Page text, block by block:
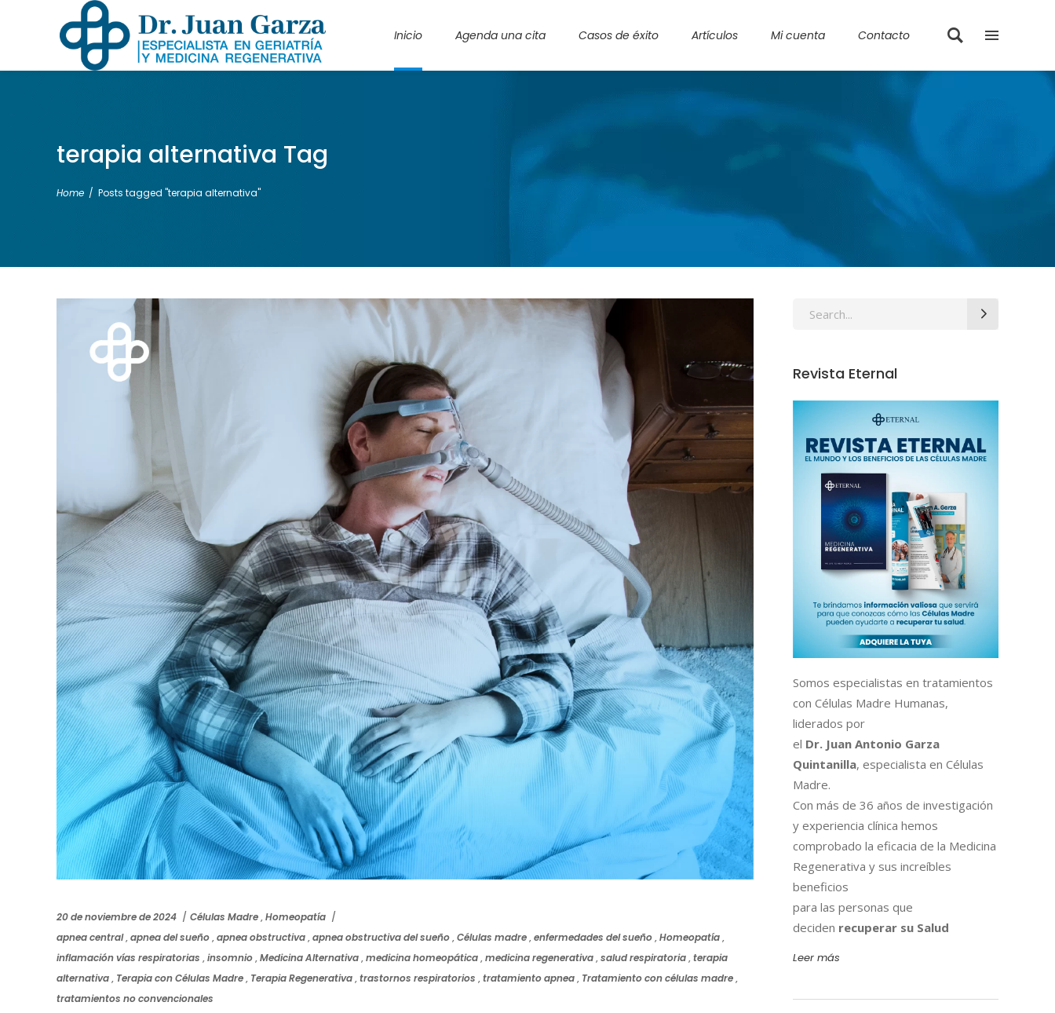
Inicio Agenda una cita Casos de éxito Artículos Mi cuenta Contacto
terapia alternativa Tag
Home / Posts tagged "terapia alternativa"
20 de noviembre de 2024 Células Madre,Homeopatía
apnea central,apnea del sueño,apnea obstructiva,apnea obstructiva del sueño,Células madre,enfermedades del sueño,Homeopatía,
inflamación vías respiratorias ,insomnio,Medicina Alternativa,medicina homeopática,medicina regenerativa,salud respiratoria,terapia
alternativa, Terapia con Células Madre, Terapia Regenerativa,trastornos respiratorios ,tratamiento apnea, Tratamiento con células madre,
tratamientos no convencionales
Revista Eternal
Somos especialistas en tratamientos
con Células Madre Humanas,
liderados por
el Dr. Juan Antonio Garza
Quintanilla, especialista en Células
Madre.
Con más de 36 años de investigación
y experiencia clínica hemos
comprobado la eficacia de la Medicina
Regenerativa y sus increíbles
beneficios
para las personas que
deciden recuperar su Salud
Leer más